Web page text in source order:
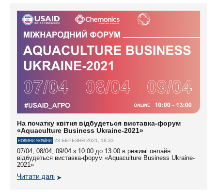
На початку квітня відбудеться виставка-форум
«Aquaculture Business Ukraine-2021»
НОВИНИ УКРАЇНИ 23 БЕРЕЗНЯ 2021, 18:33
07/04, 08/04, 09/04 з 10:00 до 13:00 в режимі онлайн
відбудеться виставка-форум «Aquaculture Business Ukraine-
2021»
Читати далі